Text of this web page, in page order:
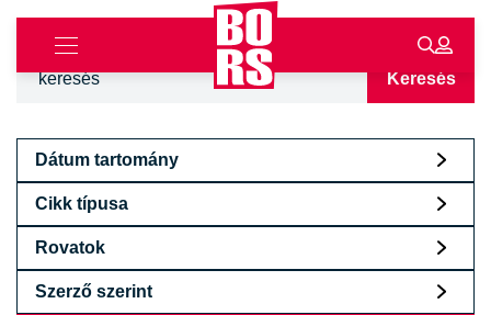
Keresés
Dátum tartomány
Cikk típusa
Rovatok
Szerző szerint